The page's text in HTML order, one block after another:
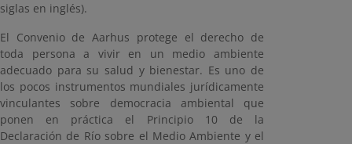
siglas en inglés).
El Convenio de Aarhus protege el derecho de
toda persona a vivir en un medio ambiente
adecuado para su salud y bienestar. Es uno de
los pocos instrumentos mundiales jurídicamente
vinculantes sobre democracia ambiental que
ponen en práctica el Principio 10 de la
Declaración de Río sobre el Medio Ambiente y el